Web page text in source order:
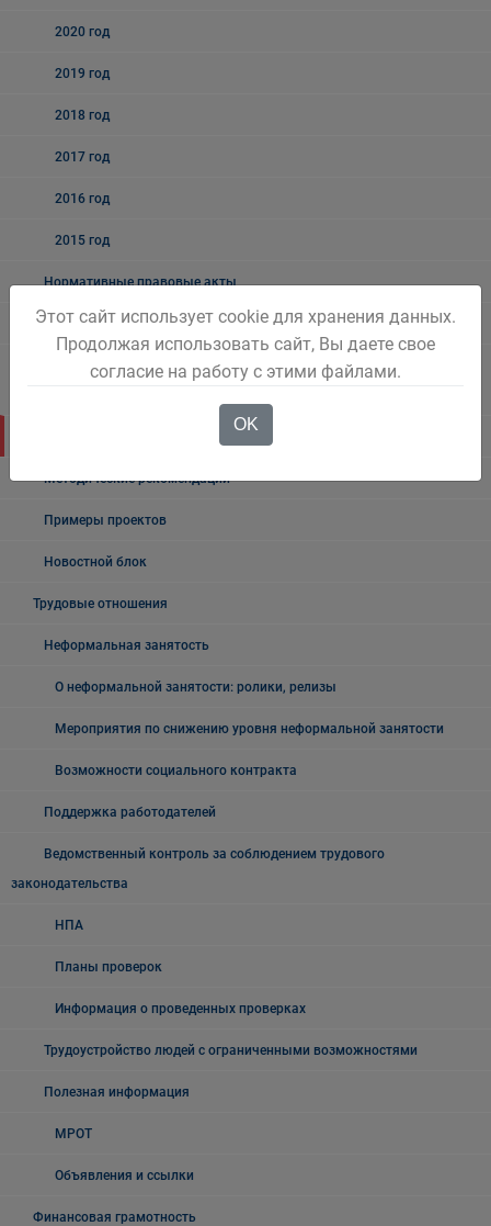
2020 год
2019 год
2018 год
2017 год
2016 год
2015 год
Нормативные правовые акты
Антимонопольный комплаенс
Комплексная программа социально-экономического развития
Методические рекомендации
Примеры проектов
Новостной блок
Трудовые отношения
Неформальная занятость
О неформальной занятости: ролики, релизы
Мероприятия по снижению уровня неформальной занятости
Возможности социального контракта
Поддержка работодателей
Ведомственный контроль за соблюдением трудового
законодательства
НПА
Планы проверок
Информация о проведенных проверках
Трудоустройство людей с ограниченными возможностями
Полезная информация
МРОТ
Объявления и ссылки
Финансовая грамотность
Этот сайт использует cookie для хранения данных.
Продолжая использовать сайт, Вы даете свое
согласие на работу с этими файлами.
OK